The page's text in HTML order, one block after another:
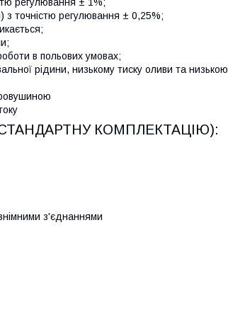
з точністю регулювання ± 0,25%;
в польових умовах;
рідини, низькому тиску оливи та низькою
КОМПЛЕКТАЦІЮ):
з'єднаннями